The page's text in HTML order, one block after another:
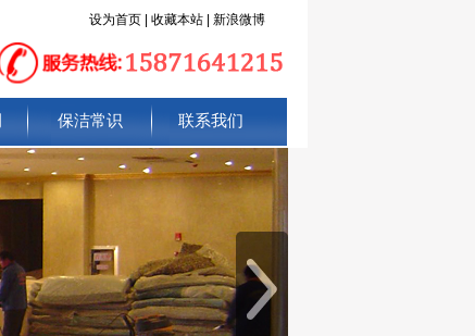
设为首页| 收藏本站| 新浪微博
保洁常识 联系我们